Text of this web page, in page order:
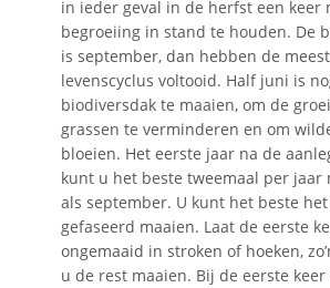
in ieder geval in de herfst een keer
begroeiing in stand te houden. De
is september, dan hebben de
levenscyclus voltooid. Half juni is
biodiversdak te maaien, om de
grassen te verminderen en om
bloeien. Het eerste jaar na de
kunt u het beste tweemaal per jaar
als september. U kunt het beste
gefaseerd maaien. Laat de eerste
ongemaaid in stroken of hoeken,
u de rest maaien. Bij de eerste